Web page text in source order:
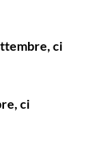
ci
ci